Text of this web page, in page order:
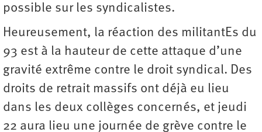
possible sur les ­syndicalistes.
Heureusement, la réaction des militantEs du
93 est à la hauteur de cette attaque d’une
gravité extrême contre le droit syndical. Des
droits de retrait massifs ont déjà eu lieu
dans les deux collèges concernés, et jeudi
22 aura lieu une journée de grève contre le